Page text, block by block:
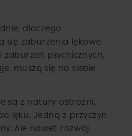
dlaczego
się zaburzenia lękowe.
zaburzeń psychicznych,
muszą się na siebie
są z natury ostrożni,
lęku. Jedną z przyczyn
Ale nawet rozwój